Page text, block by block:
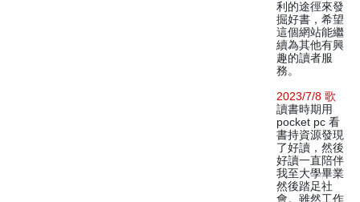
利的途徑來發
掘好書，希望
這個網站能繼
續為其他有興
趣的讀者服
務。
2023/7/8 歌
讀書時期用
pocket pc 看
書持資源發現
了好讀，然後
好讀一直陪伴
我至大學畢業
然後踏足社
會。雖然工作